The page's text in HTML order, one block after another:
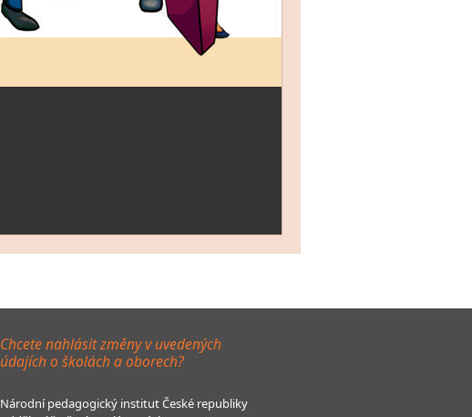
Chcete nahlásit změny v uvedených
údajích o školách a oborech?
Národní pedagogický institut České republiky